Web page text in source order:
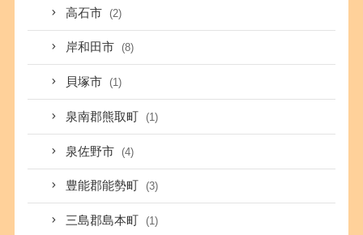
高石市 (2)
岸和田市 (8)
貝塚市 (1)
泉南郡熊取町 (1)
泉佐野市 (4)
豊能郡能勢町 (3)
三島郡島本町 (1)